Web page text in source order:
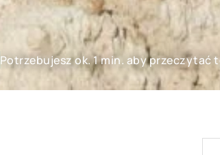
Potrzebujesz ok. 1 min. aby przeczytać